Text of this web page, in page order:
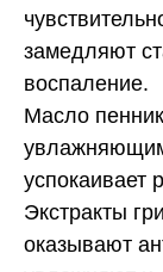
замедляют
воспаление.
Масло
успокаивает
Экстракты
оказывают